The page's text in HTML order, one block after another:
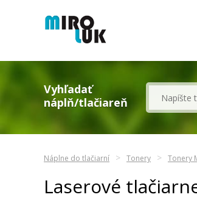
Vyhľadať
náplň/tlačiareň
Náplne do tlačiarní Tonery Tonery
Laserové